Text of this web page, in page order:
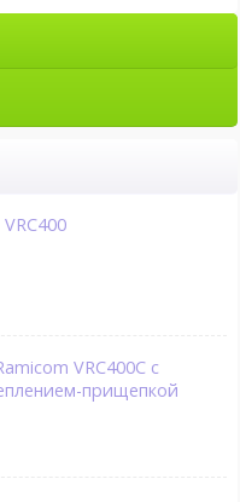
VRC400C с
прищепкой